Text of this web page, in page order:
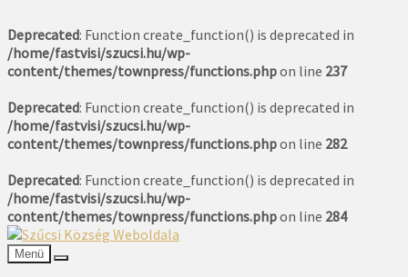
Deprecated: Function create_function() is deprecated in
/home/fastvisi/szucsi.hu/wp-
content/themes/townpress/functions.phpon line 237
Deprecated: Function create_function() is deprecated in
/home/fastvisi/szucsi.hu/wp-
content/themes/townpress/functions.phpon line 282
Deprecated: Function create_function() is deprecated in
/home/fastvisi/szucsi.hu/wp-
content/themes/townpress/functions.phpon line 284
Menü